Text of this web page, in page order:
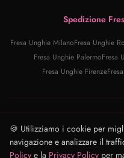
🍪 Utilizziamo i cookie per
navigazione e analizzare il
Policy e la Privacy Policy per
Spedizione
Fresa Unghie MilanoFresa Unghie
Fresa Unghie PalermoFresa
Fresa Unghie Firenze
Fresa Unghie Pro · Email: